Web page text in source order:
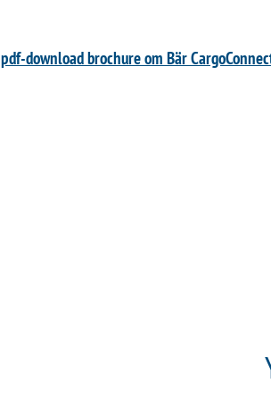
pdf-download brochure om Bär